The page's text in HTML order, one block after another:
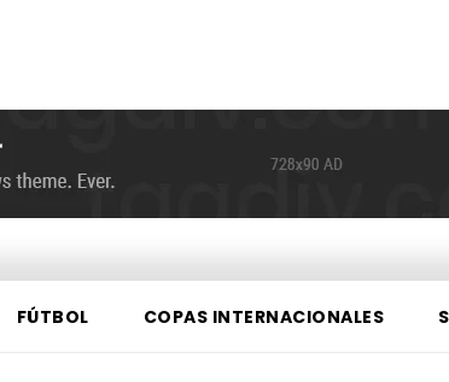
FÚTBOL COPAS INTERNACIONALES